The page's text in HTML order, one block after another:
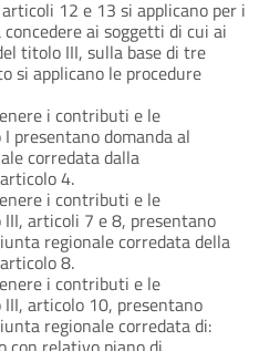
12 e 13 si applicano per i
ai soggetti di cui ai
titolo III, sulla base di tre
si applicano le procedure
i contributi e le
presentano domanda al
corredata dalla
4.
i contributi e le
articoli 7 e 8, presentano
regionale corredata della
8.
i contributi e le
articolo 10, presentano
regionale corredata di: